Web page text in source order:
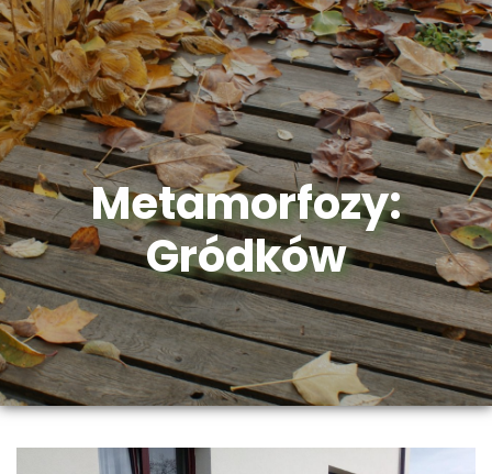
Metamorfozy:
Gródków